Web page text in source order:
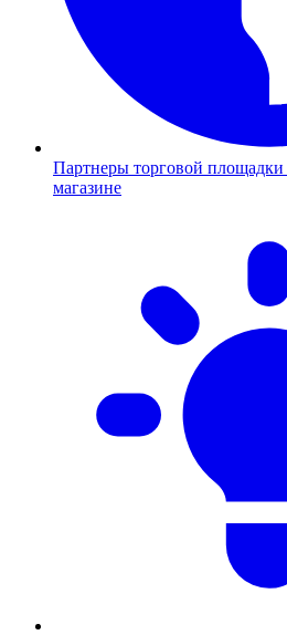
Партнеры торговой площадки
магазине